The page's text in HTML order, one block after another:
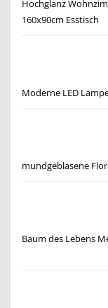
Hochglanz
160x90cm Esstisch
Moderne LED
mundgeblasene
Baum des Lebens